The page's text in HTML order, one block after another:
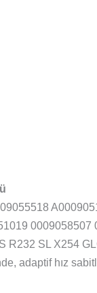
R232 SL X254
adaptif hız